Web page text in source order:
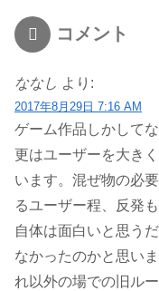
コメント
ななし より:
2017年8月29日 7:16 AM
ゲーム作品しかして
更はユーザーを大き
います。混ぜ物の必
るユーザー程、反発
自体は面白いと思う
なかったのかと思い
れ以外の場での旧ル